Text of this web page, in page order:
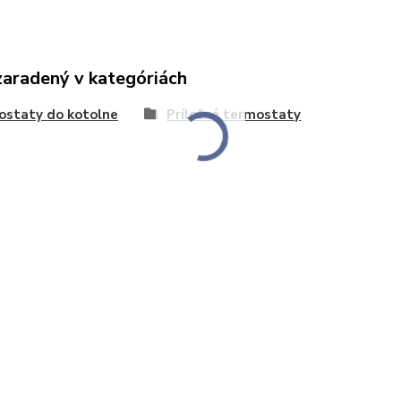
v kategóriách
do kotolne Príložné termostaty